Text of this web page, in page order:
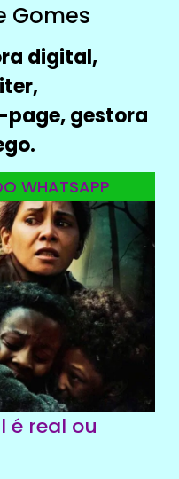
Gomes
digital,
page, gestora
WHATSAPP
é real ou